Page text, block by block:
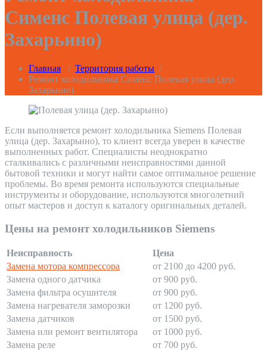
Сименс Полевая улица (дер.
Захарьино)
Главная / Территория работы /
Ремонт холодильника Сименс Полевая улица (дер.
Захарьино)
Если выполняется ремонт холодильника Siemens Полевая
улица (дер. Захарьино), то клиент всегда уверен в качестве
выполненных работ. Специалисты неоднократно
сталкивались с различными неисправностями данной
бытовой техники и могут найти самое оптимальное решение
проблемы. Во время ремонта используются специальные
инструменты и оборудование, используются многолетний
опыт мастеров и доступ к каталогу оригинальных деталей.
Цены на ремонт холодильников Siemens
Неисправность
Цена
Замена мотора компрессора
от 2100 до 4200 руб.
Замена одного датчика
от 900 руб.
Замена фильтра осушителя
от 900 руб.
Замена нагревателя заморозки
от 1200 руб.
Замена датчиков
от 1500 руб.
Замена или ремонт вентилятора
от 1000 руб.
Замена реле
от 700 руб.